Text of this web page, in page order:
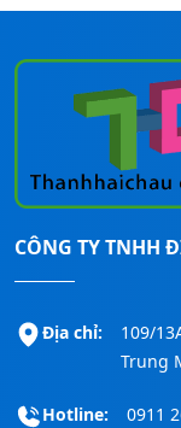
với giá tốt
Thanh Hải
được hỗ trợ
CÔNG TY TNHH
Địa chỉ:
109/
Trung
Hotline: 0911